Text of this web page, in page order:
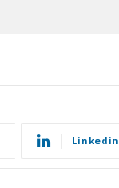
Linkedin